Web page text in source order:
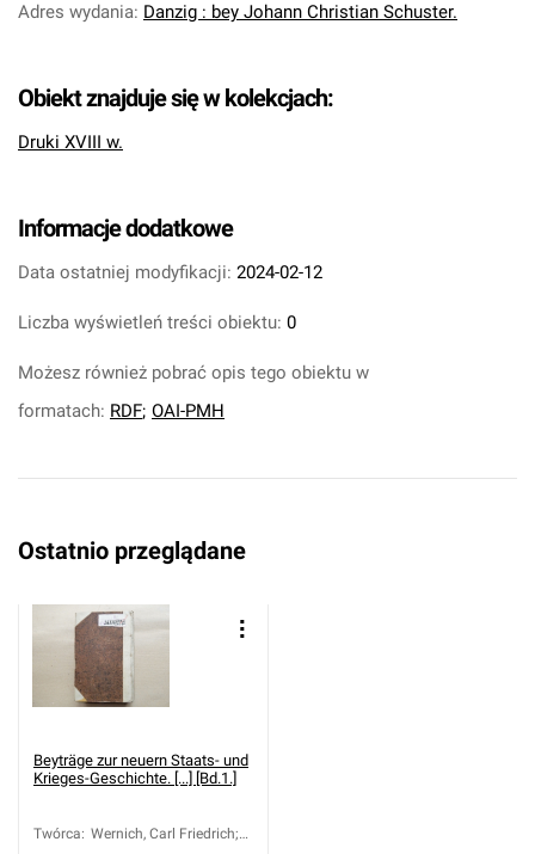
Adres wydania: Danzig : bey Johann Christian Schuster.
Obiekt znajduje się w kolekcjach:
Druki XVIII w.
Informacje dodatkowe
Data ostatniej modyfikacji: 2024-02-12
Liczba wyświetleń treści obiektu: 0
Możesz również pobrać opis tego obiektu w
formatach: RDF; OAI-PMH
Ostatnio przeglądane
Beyträge zur neuern Staats- und
Krieges-Geschichte. [...] [Bd.1.]
Twórca: Wernich, Carl Friedrich;